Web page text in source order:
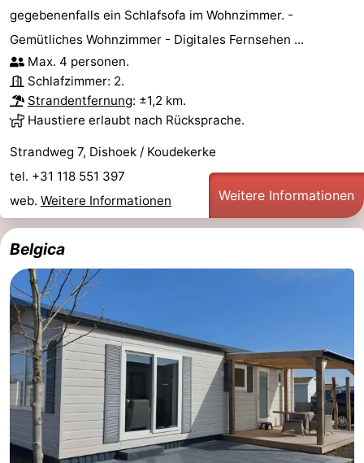
Nieuwvliet
-
Sluis
-
Cadzand
-
Natur
Het
Zwin
Wetter
Kontakt
gegebenenfalls ein Schlafsofa im Wohnzimmer. -
Gemütliches Wohnzimmer - Digitales Fernsehen ...
Max. 4 personen.
Schlafzimmer: 2.
Strandentfernung: ±1,2 km.
Haustiere erlaubt nach Rücksprache.
Strandweg 7, Dishoek / Koudekerke
tel. +31 118 551 397
web. Weitere Informationen Weitere Informationen
Belgica